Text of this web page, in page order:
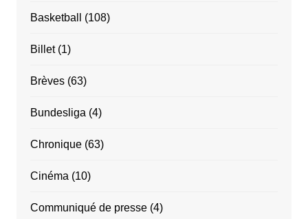
Basketball (108)
Billet(1)
Brèves(63)
Bundesliga (4)
Chronique(63)
Cinéma (10)
Communiqué de presse(4)